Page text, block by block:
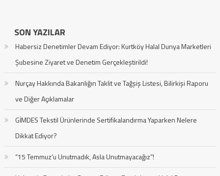
SON YAZILAR
Habersiz Denetimler Devam Ediyor: Kurtköy Halal Dunya Marketleri
Şubesine Ziyaret ve Denetim Gerçekleştirildi!
Nurçay Hakkında Bakanlığın Taklit ve Tağşiş Listesi, Bilirkişi Raporu
ve Diğer Açıklamalar
GİMDES Tekstil Ürünlerinde Sertifikalandırma Yaparken Nelere
Dikkat Ediyor?
“15 Temmuz’u Unutmadık, Asla Unutmayacağız”!